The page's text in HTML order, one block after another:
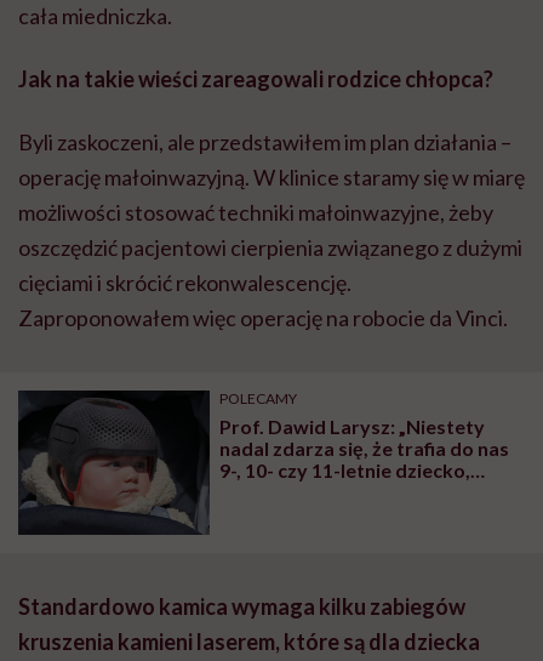
cała miedniczka.
Jak na takie wieści zareagowali rodzice chłopca?
Byli zaskoczeni, ale przedstawiłem im plan działania –
operację małoinwazyjną. W klinice staramy się w miarę
możliwości stosować techniki małoinwazyjne, żeby
oszczędzić pacjentowi cierpienia związanego z dużymi
cięciami i skrócić rekonwalescencję.
Zaproponowałem więc operację na robocie da Vinci.
POLECAMY
Prof. Dawid Larysz: „Niestety
nadal zdarza się, że trafia do nas
9-, 10- czy 11-letnie dziecko,
Standardowo kamica wymaga kilku zabiegów
kruszenia kamieni laserem, które są dla dziecka